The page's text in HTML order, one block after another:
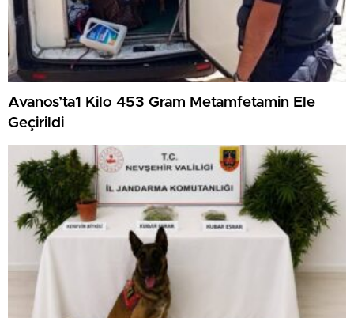
Avanos’ta1 Kilo 453 Gram Metamfetamin Ele
Geçirildi